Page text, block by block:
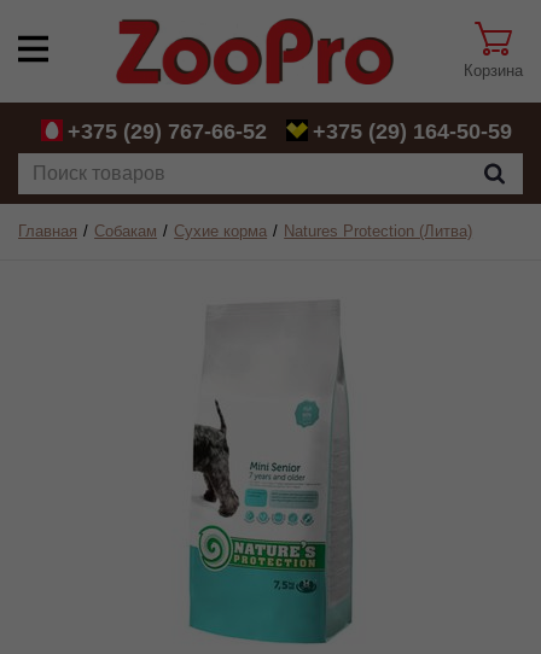
Корзина
+375 (29) 767-66-52 +375 (29) 164-50-59
Главная Собакам Сухие корма Natures Protection (Литва)